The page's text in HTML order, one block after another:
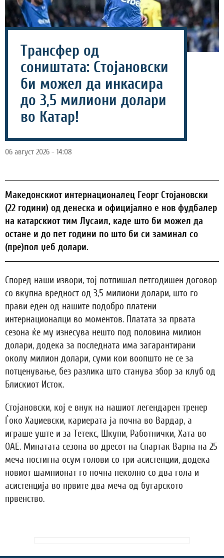
Трансфер од
соништата: Стојановски
би можел да инкасира
до 3,5 милиони долари
во Катар!
06 август 2026 - 14:08
Македонскиот интернационалец Георг Стојановски
(22 години) од денеска и официјално е нов фудбалер
на катарскиот тим Лусаил, каде што би можел да
остане и до пет години по што би си заминал со
(пре)пол џеб долари.
Според наши извори, тој потпишал петгодишен договор
со вкупна вредност од 3,5 милиони долари, што го
прави еден од нашите подобро платени
интернационалци во моментов. Платата за првата
сезона ќе му изнесува нешто под половина милион
долари, додека за последната има загарантирани
околу милион долари, суми кои воопшто не се за
потценување, без разлика што станува збор за клуб од
Блискиот Исток.
Стојановски, кој е внук на нашиот легендарен тренер
Ѓоко Хаџиевски, кариерата ја почна во Вардар, а
играше уште и за Тетекс, Шкупи, Работнички, Хата во
ОАЕ. Минатата сезона во дресот на Спартак Варна на 25
меча постигна осум голови со три асистенции, додека
новиот шампионат го почна пеколно со два гола и
асистенција во првите два меча од бугарското
првенство.